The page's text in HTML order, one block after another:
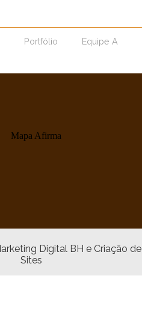
Portfólio Equipe A
Sites